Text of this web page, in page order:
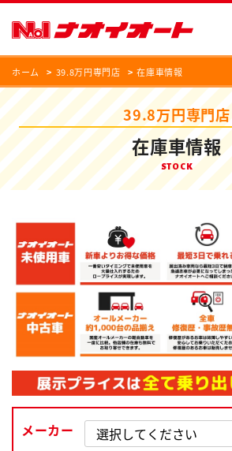
ホーム 39.8万円専門店 在庫車情報
39.8万円専門店
在庫車情報
STOCK
メーカー